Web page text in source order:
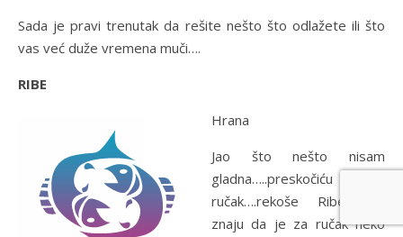
Sada je pravi trenutak da rešite nešto što odlažete ili što
vas već duže vremena muči….
RIBE
Hrana
Jao što nešto nisam
gladna…..preskočiću
ručak….rekoše Ribe (jer
znaju da je za ručak neko